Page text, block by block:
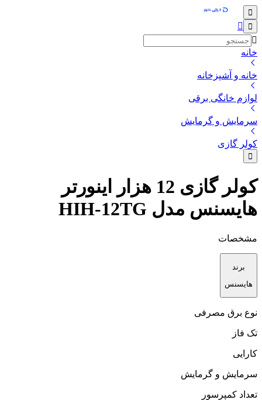
خانه
خانه و آشپزخانه
لوازم خانگی برقی
سرمایش و گرمایش
کولر گازی
کولر گازی 12 هزار اینورتر
هایسنس مدل HIH-12TG
مشخصات
برند
هایسنس
نوع برق مصرفی
تک فاز
کارایی
سرمایش و گرمایش
تعداد کمپرسور